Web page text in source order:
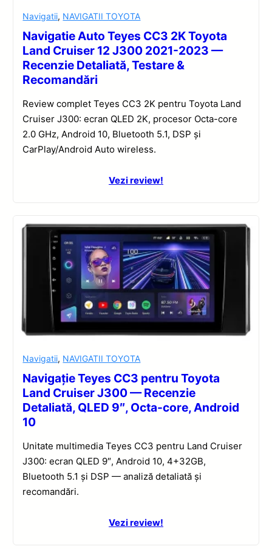
Navigatii, NAVIGATII TOYOTA
Navigatie Auto Teyes CC3 2K Toyota
Land Cruiser 12 J300 2021-2023 —
Recenzie Detaliată, Testare &
Recomandări
Review complet Teyes CC3 2K pentru Toyota Land
Cruiser J300: ecran QLED 2K, procesor Octa-core
2.0 GHz, Android 10, Bluetooth 5.1, DSP și
CarPlay/Android Auto wireless.
Vezi review!
Navigatii, NAVIGATII TOYOTA
Navigație Teyes CC3 pentru Toyota
Land Cruiser J300 — Recenzie
Detaliată, QLED 9″, Octa-core, Android
10
Unitate multimedia Teyes CC3 pentru Land Cruiser
J300: ecran QLED 9″, Android 10, 4+32GB,
Bluetooth 5.1 și DSP — analiză detaliată și
recomandări.
Vezi review!